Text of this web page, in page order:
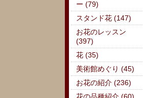
ー (79)
スタンド花 (147)
お花のレッスン
(397)
花 (35)
美術館めぐり (45)
お花の紹介 (236)